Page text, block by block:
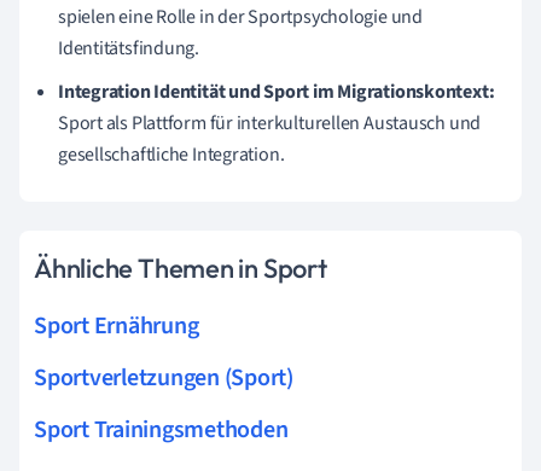
spielen eine Rolle in der Sportpsychologie und
Identitätsfindung.
Integration Identität und Sport im Migrationskontext:
Sport als Plattform für interkulturellen Austausch und
gesellschaftliche Integration.
Ähnliche Themen in Sport
Sport Ernährung
Sportverletzungen (Sport)
Sport Trainingsmethoden